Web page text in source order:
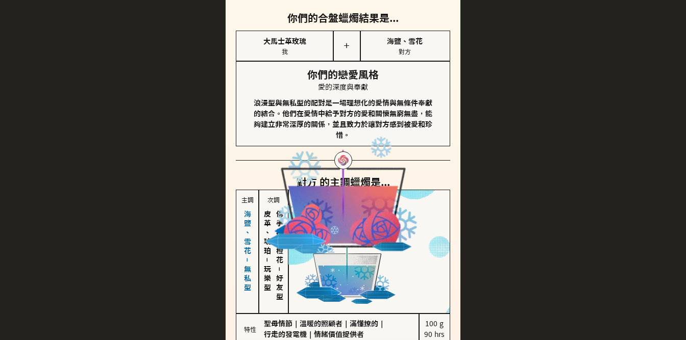
你們的合盤蠟燭結果是...
大馬士革玫瑰
我
＋
海鹽、雪花
對方
你們的戀愛風格
愛的深度與奉獻
浪漫型與無私型的配對是一場理想化的愛情與無條件奉獻
的結合。他們在愛情中給予對方的愛和關懷無窮無盡，能
夠建立非常深厚的關係，並且致力於讓對方感到被愛和珍
惜。
對方 的主調蠟燭是...
主調
海鹽、雪花－無私型
次調
皮革、琥珀
－
玩樂型
佛手柑、橙花
－
好友型
特性
聖母情節 溫暖的照顧者 滿懂撩的
行走的發電機
情緒價值提供者
100 g
90 hrs